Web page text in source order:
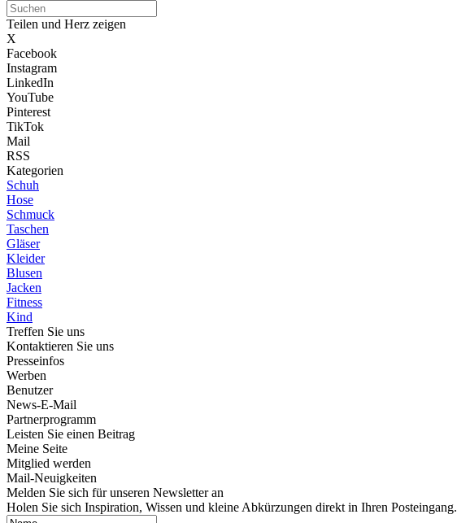
Teilen und Herz zeigen
X
Facebook
Instagram
LinkedIn
YouTube
Pinterest
TikTok
Mail
RSS
Kategorien
Schuh
Hose
Schmuck
Taschen
Gläser
Kleider
Blusen
Jacken
Fitness
Kind
Treffen Sie uns
Kontaktieren Sie uns
Presseinfos
Werben
Benutzer
News-E-Mail
Partnerprogramm
Leisten Sie einen Beitrag
Meine Seite
Mitglied werden
Mail-Neuigkeiten
Melden Sie sich für unseren Newsletter an
Holen Sie sich Inspiration, Wissen und kleine Abkürzungen direkt in Ihren Posteingang.